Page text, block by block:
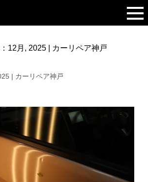
12月, 2025 | カーリペア神戸
| カーリペア神戸